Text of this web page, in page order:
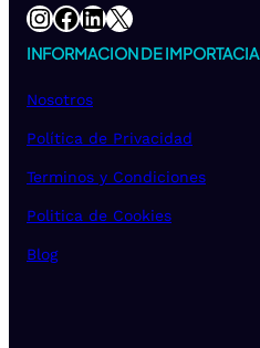
InstagramFacebook LinkedIn X
INFORMACION DE IMPORTACIA
Nosotros
Política de Privacidad
Terminos y Condiciones
Politica de Cookies
Blog